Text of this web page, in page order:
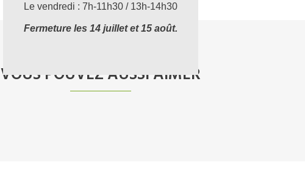
VOUS POUVEZ AUSSI AIMER
Le vendredi : 7h-11h30 / 13h-14h30
Fermeture les 14 juillet et 15 août.